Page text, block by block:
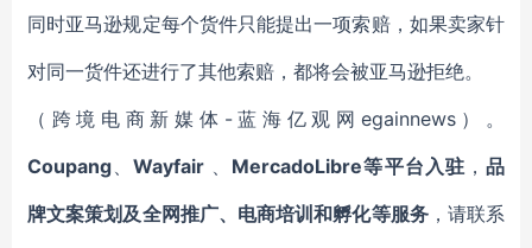
同时亚马逊规定每个货件只能提出一项索赔，如果卖家针
对同一货件还进行了其他索赔，都将会被亚马逊拒绝。
（跨境电商新媒体-蓝海亿观网egainnews）。
Coupang、Wayfair 、 MercadoLibre等平台入驻 ，品
牌文案策划及全网推广、电商培训和孵化等服务，请联系